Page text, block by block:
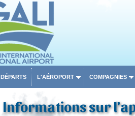
DÉPARTS L'AÉROPORT COMPAGNIES
Informations sur